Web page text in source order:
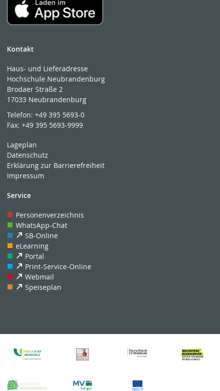
Kontakt
Haus- und Lieferadresse
Hochschule Neubrandenburg
Brodaer Straße 2
17033 Neubrandenburg
Telefon:+49 395 5693-0
Fax:+49 395 5693-9999
Lageplan
Datenschutz
Erklärung zur Barrierefreiheit
Impressum
Service
Personenverzeichnis
WhatsApp-Chat
SB-Online
eLearning
Portal
Print-Service-Online
Webmail
Speiseplan